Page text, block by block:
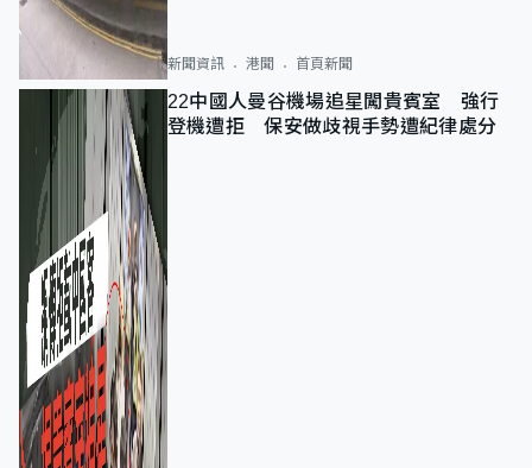
新聞資訊 港聞 首頁新聞
22中國人曼谷機場追星闖貴賓室 強行
登機遭拒 保安做歧視手勢遭紀律處分